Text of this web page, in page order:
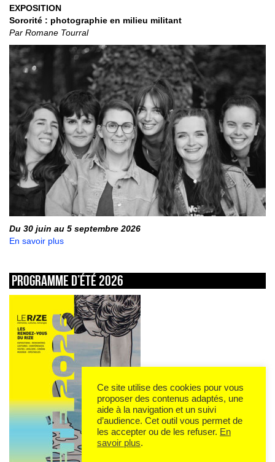
EXPOSITION
Sororité : photographie en milieu militant
Par Romane Tourral
Du 30 juin au 5 septembre 2026
En savoir plus
Programme d’été 2026
Ce site utilise des cookies pour vous
proposer des contenus adaptés, une
aide à la navigation et un suivi
d’audience. Cet outil vous permet de
les accepter ou de les refuser. En
savoir plus.